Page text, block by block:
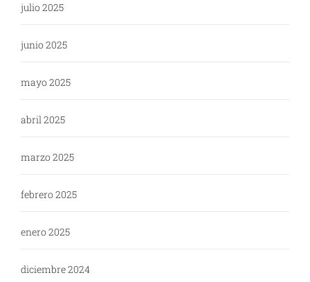
julio 2025
junio 2025
mayo 2025
abril 2025
marzo 2025
febrero 2025
enero 2025
diciembre 2024